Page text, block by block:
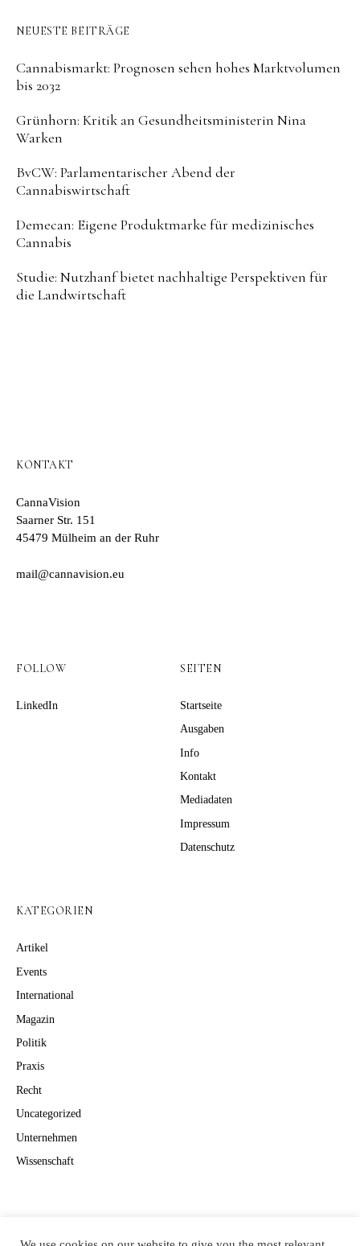
NEUESTE BEITRÄGE
Cannabismarkt: Prognosen sehen hohes Marktvolumen
bis 2032
Grünhorn: Kritik an Gesundheitsministerin Nina
Warken
BvCW: Parlamentarischer Abend der
Cannabiswirtschaft
Demecan: Eigene Produktmarke für medizinisches
Cannabis
Studie: Nutzhanf bietet nachhaltige Perspektiven für
die Landwirtschaft
KONTAKT
CannaVision
Saarner Str. 151
45479 Mülheim an der Ruhr
mail@cannavision.eu
FOLLOW
LinkedIn
SEITEN
Startseite
Ausgaben
Info
Kontakt
Mediadaten
Impressum
Datenschutz
KATEGORIEN
Artikel
Events
International
Magazin
Politik
Praxis
Recht
Uncategorized
Unternehmen
Wissenschaft